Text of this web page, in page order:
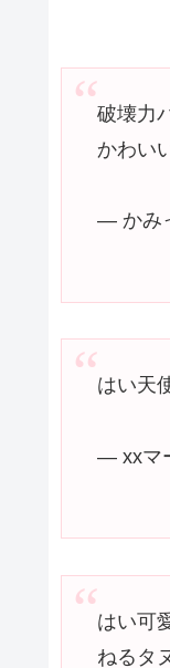
破壊力
かわい
— かみ
はい天
— xxマ
はい可
ねるタ